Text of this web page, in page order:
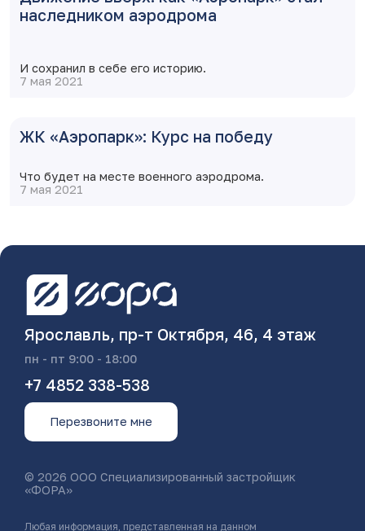
наследником аэродрома
И сохранил в себе его историю.
7 мая 2021
ЖК «Аэропарк»: Курс на победу
Что будет на месте военного аэродрома.
7 мая 2021
Ярославль, пр-т Октября, 46, 4 этаж
пн - пт 9:00 - 18:00
+7 4852 338-538
Перезвоните мне
© 2026 ООО Специализированный застройщик
«ФОРА»
Любая информация, представленная на данном